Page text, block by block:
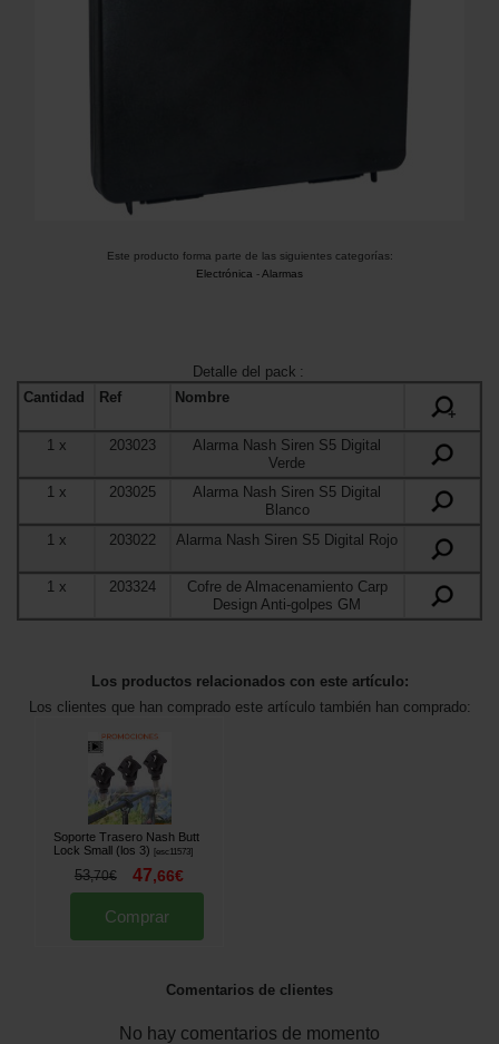
Este producto forma parte de las siguientes categorías:
Electrónica -Alarmas
Detalle del pack :
Cantidad
Ref
Nombre
+
1 x 203023
Alarma Nash Siren S5 Digital
Verde
1x 203025
Alarma Nash Siren S5 Digital
Blanco
1 x 203022 Alarma Nash Siren S5 Digital Rojo
1x 203324
Cofre de Almacenamiento Carp
Design Anti-golpes GM
Los productos relacionados con este artículo:
Los clientes que han comprado este artículo también han comprado:
Soporte Trasero Nash Butt
Lock Small (los 3)
[esc11573]
53,70€ 47,66€
Comprar
Comentarios de clientes
No hay comentarios de momento